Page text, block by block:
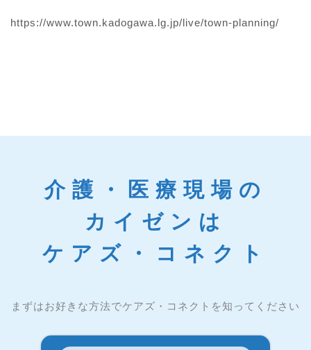
https://www.town.kadogawa.lg.jp/live/town-planning/
介護・医療現場の
カイゼンは
ケアズ・コネクト
まずはお好きな方法でケアズ・コネクトを知ってください